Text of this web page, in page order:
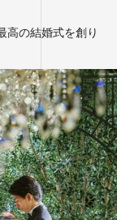
高の結婚式を創り